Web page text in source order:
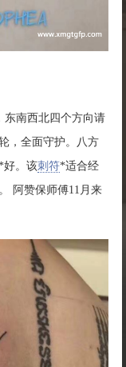
东南西北四个方向请
，全面守护。八方
好。该刺符*适合经
阿赞保师傅11月来